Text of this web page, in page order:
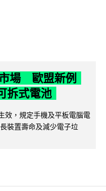
場 歐盟新例
拆式電池
效，規定手機及平板電腦電
裝置壽命及減少電子垃